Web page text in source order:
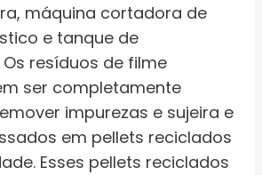
máquina cortadora de
e tanque de
resíduos de filme
ser completamente
impurezas e sujeira e
​​em pellets reciclados
Esses pellets reciclados